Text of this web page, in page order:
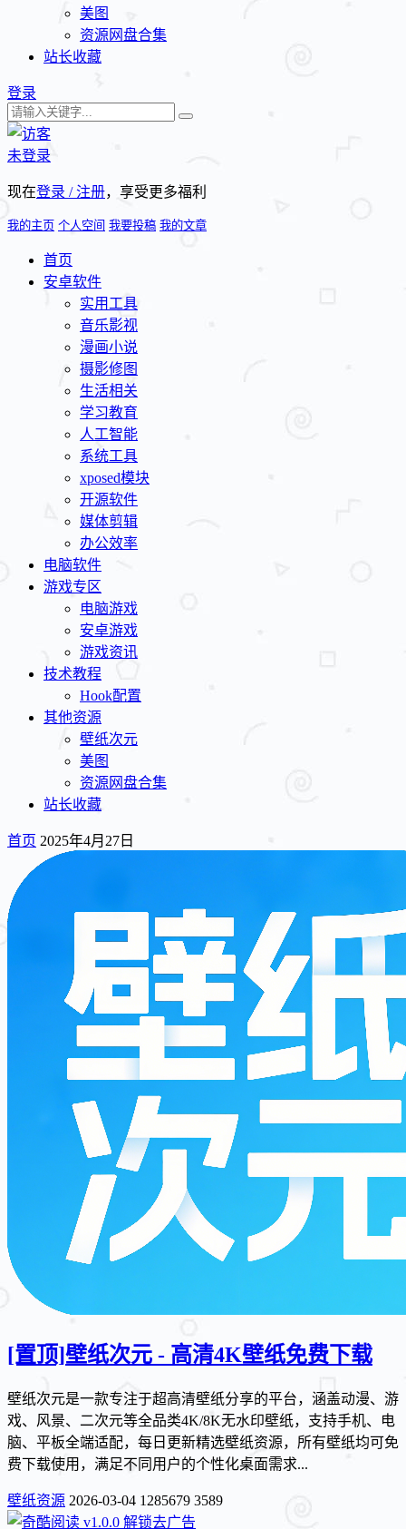
美图
资源网盘合集
站长收藏
登录
未登录
现在登录 / 注册，享受更多福利
我的主页 个人空间 我要投稿 我的文章
首页
安卓软件
实用工具
音乐影视
漫画小说
摄影修图
生活相关
学习教育
人工智能
系统工具
xposed模块
开源软件
媒体剪辑
办公效率
电脑软件
游戏专区
电脑游戏
安卓游戏
游戏资讯
技术教程
Hook配置
其他资源
壁纸次元
美图
资源网盘合集
站长收藏
首页 2025年4月27日
[置顶]壁纸次元 - 高清4K壁纸免费下载
壁纸次元是一款专注于超高清壁纸分享的平台，涵盖动漫、游
戏、风景、二次元等全品类4K/8K无水印壁纸，支持手机、电
脑、平板全端适配，每日更新精选壁纸资源，所有壁纸均可免
费下载使用，满足不同用户的个性化桌面需求...
壁纸资源 2026-03-04 1285679 3589